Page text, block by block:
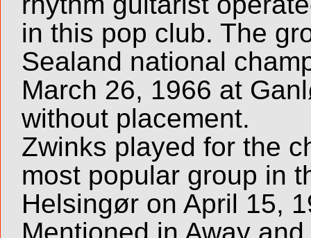
in this pop club. The
Sealand national
March 26, 1966 at
without placement.
Zwinks played for the
most popular group in
Helsingør on April 15,